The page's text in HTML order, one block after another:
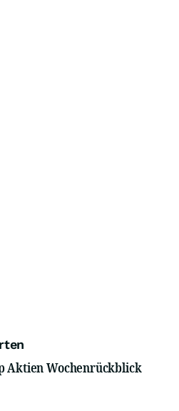
Aktien Wochenrückblick